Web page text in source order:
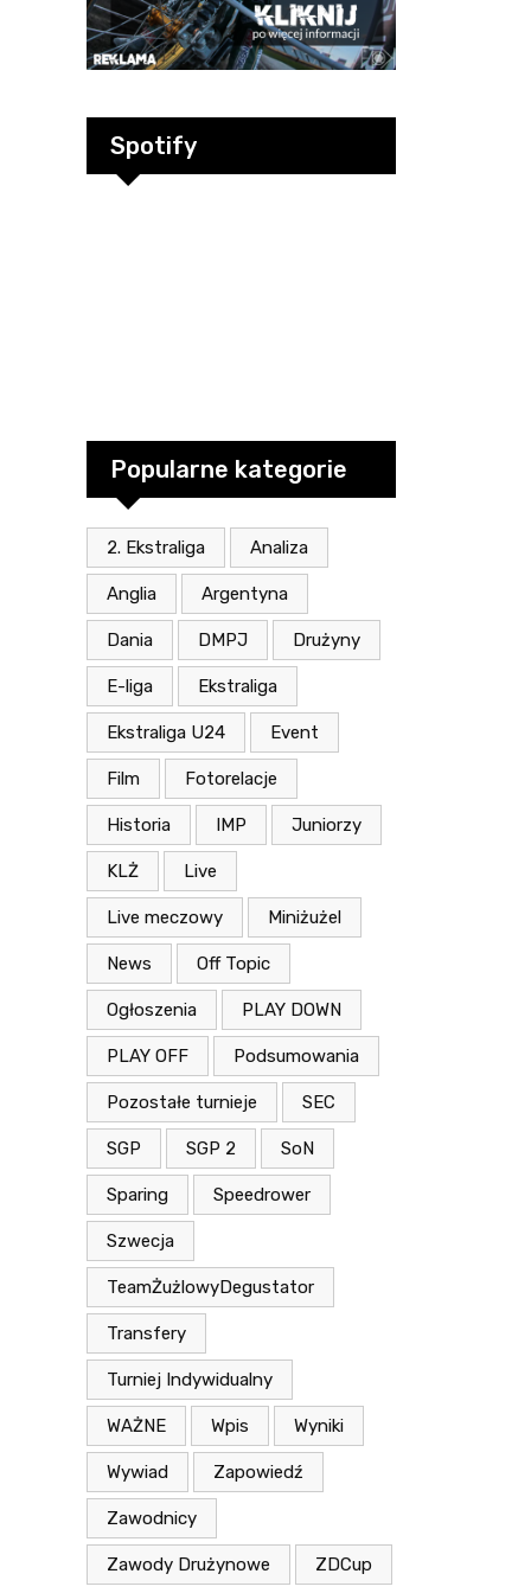
Spotify
Popularne kategorie
2. Ekstraliga Analiza
Anglia Argentyna
Dania DMPJ Drużyny
E-liga Ekstraliga
Ekstraliga U24 Event
Film Fotorelacje
Historia IMP Juniorzy
KLŻ Live
Live meczowy Miniżużel
News Off Topic
Ogłoszenia PLAY DOWN
PLAY OFF Podsumowania
Pozostałe turnieje SEC
SGP SGP 2 SoN
Sparing Speedrower
Szwecja
TeamŻużlowyDegustator
Transfery
Turniej Indywidualny
WAŻNE Wpis Wyniki
Wywiad Zapowiedź
Zawodnicy
Zawody Drużynowe ZDCup